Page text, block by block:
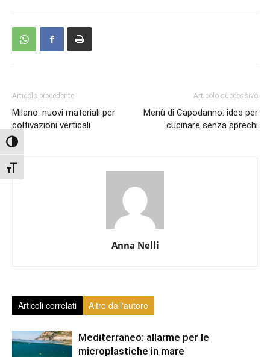
Attiva/disattiva alto contrasto
Attiva/disattiva dimensione testo
Articolo precedente
Milano: nuovi materiali per
coltivazioni verticali
Articolo successivo
Menù di Capodanno: idee per
cucinare senza sprechi
Anna Nelli
Articoli correlati Altro dall'autore
Mediterraneo: allarme per le
microplastiche in mare